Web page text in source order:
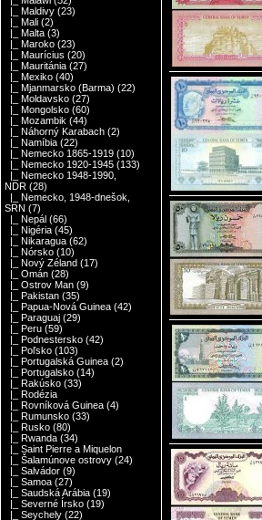
|_ Maldivy (23)
|_ Mali (2)
|_ Malta (3)
|_ Maroko (23)
|_ Maurícius (20)
|_ Mauritánia (27)
|_ Mexiko (40)
|_ Mjanmarsko (Barma) (22)
|_ Moldavsko (27)
|_ Mongolsko (60)
|_ Mozambik (44)
|_ Náhorný Karabach (2)
|_ Namíbia (22)
|_ Nemecko 1865-1919 (10)
|_ Nemecko 1920-1945 (133)
|_ Nemecko 1948-1990,
NDR (28)
|_ Nemecko, 1948-dnešok,
SRN (7)
|_ Nepál (66)
|_ Nigéria (45)
|_ Nikaragua (62)
|_ Nórsko (10)
|_ Nový Zéland (17)
|_ Omán (28)
|_ Ostrov Man (9)
|_ Pakistan (35)
|_ Papua-Nová Guinea (42)
|_ Paraguaj (29)
|_ Peru (59)
|_ Podnestersko (42)
|_ Poľsko (103)
|_ Portugalská Guinea (2)
|_ Portugalsko (14)
|_ Rakúsko (33)
|_ Rodézia
|_ Rovníková Guinea (4)
|_ Rumunsko (33)
|_ Rusko (80)
|_ Rwanda (34)
|_ Saint Pierre a Miquelon
|_ Šalamúnove ostrovy (24)
|_ Salvádor (9)
|_ Samoa (27)
|_ Saudská Arábia (19)
|_ Severné Írsko (19)
|_ Seychely (22)